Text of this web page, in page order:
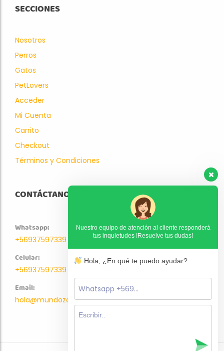
SECCIONES
Nosotros
Perros
Gatos
PetLovers
Acceder
Mi Cuenta
Carrito
Checkout
Términos y Condiciones
CONTÁCTANOS
Whatsapp:
+56937597339
Celular:
+56937597339
Email:
hola@mundozoo.cl
Nuestro equipo de atención al cliente responderá
tus inquietudes !Resuelve tus dudas!
Hola, ¿En qué te puedo ayudar?